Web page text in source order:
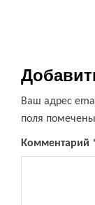
Ваш адрес
поля помечены
Комментарий